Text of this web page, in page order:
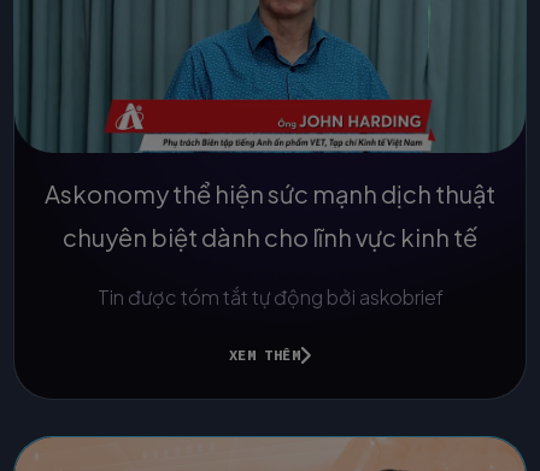
Askonomy thể hiện sức mạnh dịch thuật
chuyên biệt dành cho lĩnh vực kinh tế
Tin được tóm tắt tự động bởi askobrief
XEM THÊM